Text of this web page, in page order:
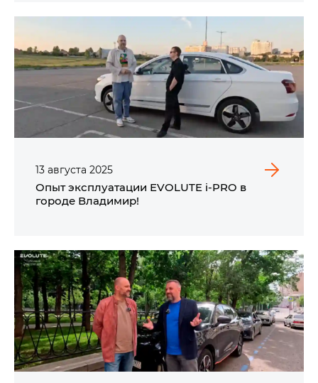
13 августа 2025
Опыт эксплуатации EVOLUTE i‑PRO в
городе Владимир!